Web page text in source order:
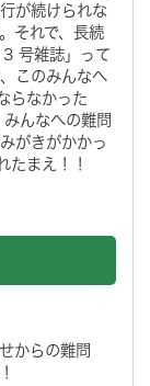
が続けられな
それで、長続
3 号雑誌」って
このみんなへ
らなかった
んなへの難問
がきがかかっ
たまえ！！
からの難問